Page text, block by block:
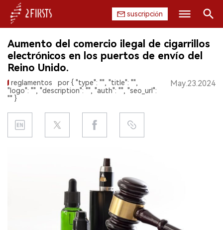
suscripción
INICIO
EMPRESA
PRODUCTO
REGULACIÓN
Buscar
Aumento del comercio ilegal de cigarrillos
electrónicos en los puertos de envío del
Reino Unido.
reglamentos
por { "type": "", "title": "",
"logo": "", "description": "", "auth": "", "seo_url":
"" }
May.23.2024